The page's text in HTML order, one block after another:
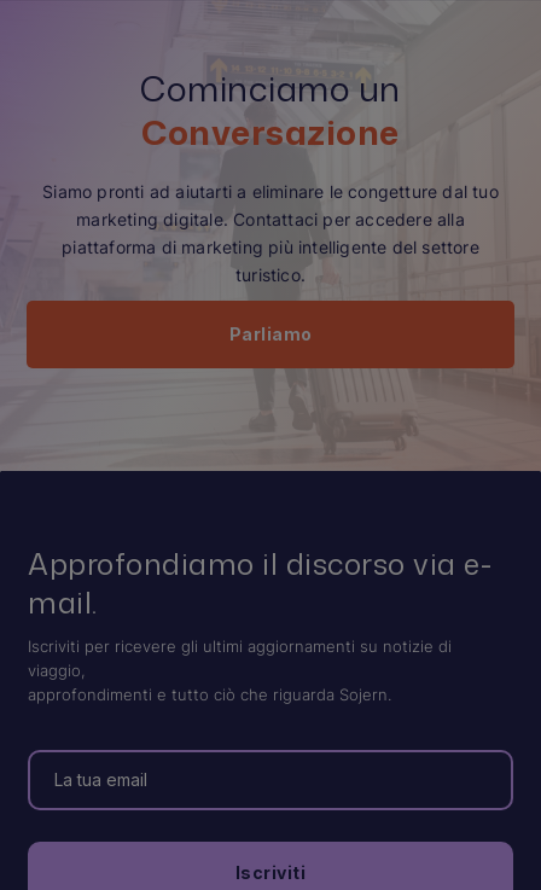
Cominciamo un
Conversazione
Siamo pronti ad aiutarti a eliminare le congetture dal tuo
marketing digitale. Contattaci per accedere alla
piattaforma di marketing più intelligente del settore
turistico.
Parliamo
Approfondiamo il discorso via e-
mail.
Iscriviti per ricevere gli ultimi aggiornamenti su notizie di
viaggio,
approfondimenti e tutto ciò che riguarda Sojern.